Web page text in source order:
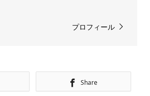
プロフィール
Share